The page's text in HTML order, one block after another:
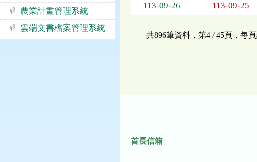
農業計畫管理系統
雲端文書檔案管理系統
113-09-26 113-09-25
共896筆資料，第4 /45頁，每頁
首長信箱